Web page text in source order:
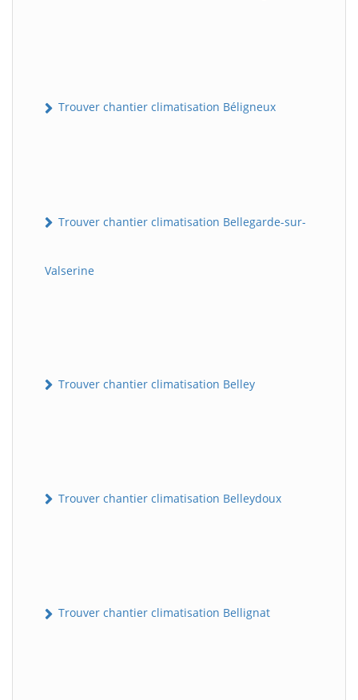
Trouver chantier climatisation Béligneux
Trouver chantier climatisation Bellegarde-sur-
Valserine
Trouver chantier climatisation Belley
Trouver chantier climatisation Belleydoux
Trouver chantier climatisation Bellignat